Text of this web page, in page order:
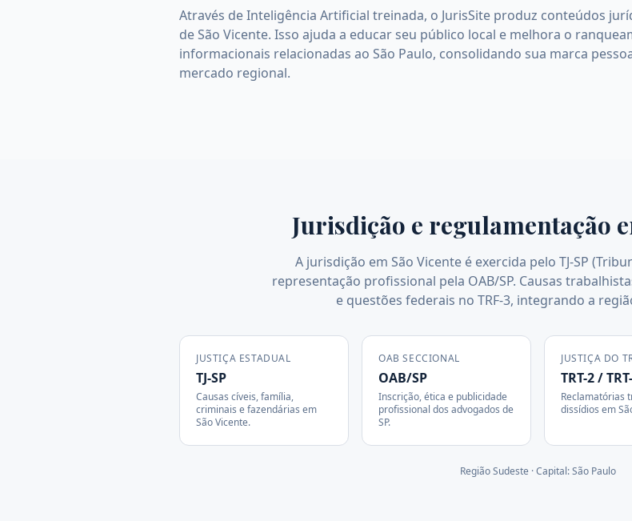
Através de Inteligência Artificial treinada, o JurisSite produz conteúdos
de São Vicente. Isso ajuda a educar seu público local e melhora o
informacionais relacionadas ao São Paulo, consolidando sua marca
mercado regional.
Jurisdição e regulamentação
A jurisdição em São Vicente é exercida pelo TJ-SP
representação profissional pela OAB/SP. Causas
e questões federais no TRF-3, integrando a
JUSTIÇA ESTADUAL
TJ-SP
Causas cíveis, família,
criminais e fazendárias em
São Vicente.
OAB SECCIONAL
OAB/SP
Inscrição, ética e publicidade
profissional dos advogados de
SP.
JUSTIÇA DO
TRT-2 /
Reclamatórias
dissídios em
RegiãoSudeste · Capital:São Paulo